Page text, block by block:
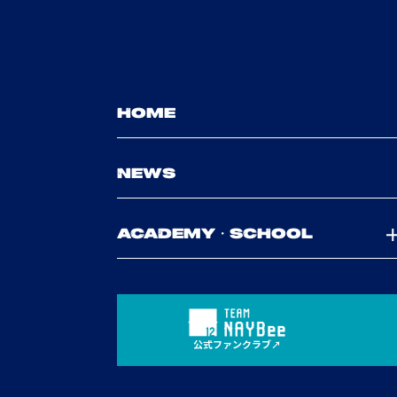
HOME
NEWS
ACADEMY・SCHOOL
公式ファンクラブ